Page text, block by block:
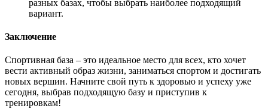
разных базах, чтобы выбрать наиболее подходящий
вариант.
Заключение
Спортивная база – это идеальное место для всех, кто хочет
вести активный образ жизни, заниматься спортом и достигать
новых вершин. Начните свой путь к здоровью и успеху уже
сегодня, выбрав подходящую базу и приступив к
тренировкам!